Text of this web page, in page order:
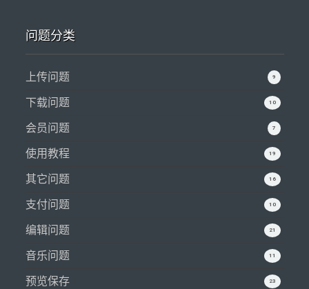
问题分类
9
上传问题
10
下载问题
7
会员问题
19
使用教程
16
其它问题
10
支付问题
21
编辑问题
11
音乐问题
23
预览保存